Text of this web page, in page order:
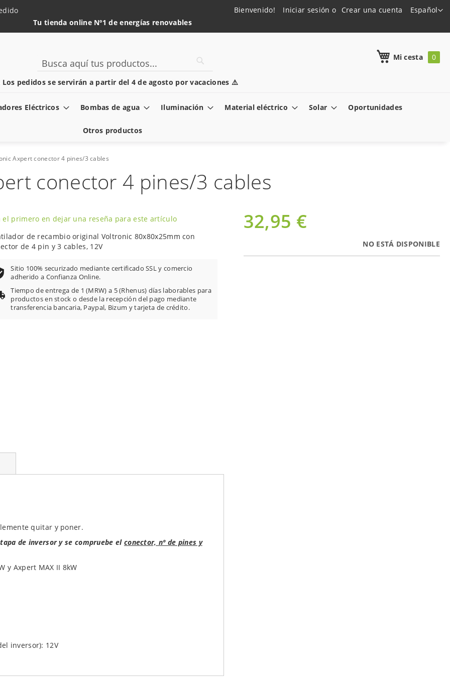
Lenguaje
Español
Bienvenido! Iniciar sesión Crear una cuenta
Tu tienda online Nº1 de energías renovables
pedidos se servirán a partir del 4 de agosto por vacaciones ⚠️
Mi cesta
Search
Eléctricos Bombas de agua Iluminación Material eléctrico Solar Oportunidades
Otros productos
Axpert conector 4 pines/3 cables
conector 4 pines/3 cables
32,95 €
NO ESTÁ DISPONIBLE
el primero en dejar una reseña para este artículo
de recambio original Voltronic 80x80x25mm con
de 4 pin y 3 cables, 12V
Sitio 100% securizado mediante certificado SSL y comercio
adherido a Confianza Online.
Tiempo de entrega de 1 (MRW) a 5 (Rhenus) días laborables para
productos en stock o desde la recepción del pago mediante
transferencia bancaria, Paypal, Bizum y tarjeta de crédito.
quitar y poner.
de inversor y se compruebe el conector, nº de pines y
y Axpert MAX II 8kW
inversor): 12V